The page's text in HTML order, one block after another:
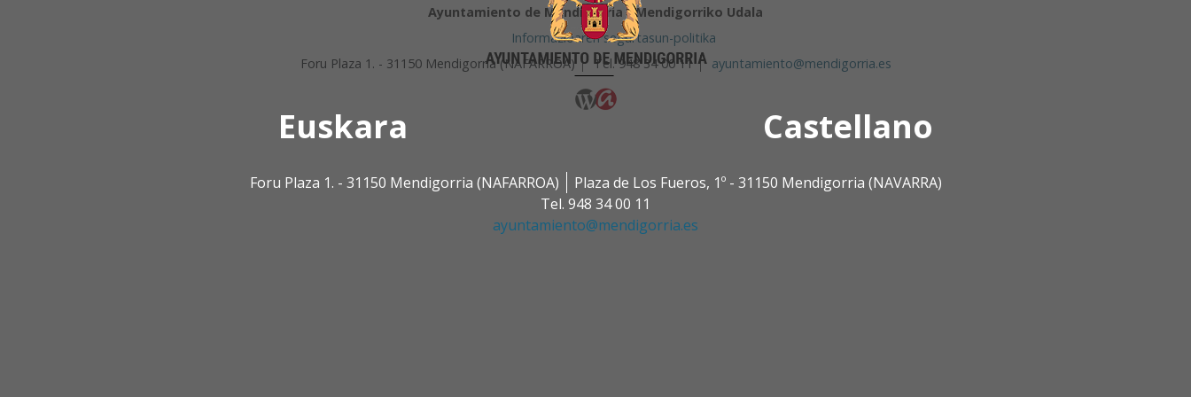
Euskara Castellano
Foru Plaza 1. - 31150 Mendigorria (NAFARROA)
Plaza de Los Fueros, 1º - 31150 Mendigorria (NAVARRA)
Tel. 948 34 00 11
ayuntamiento@mendigorria.es
Ayuntamiento de Mendigorria / Mendigorriko Udala
Informazioaren segurtasun-politika
Foru Plaza 1. - 31150 Mendigorria (NAFARROA)
Tel. 948 34 00 11 ayuntamiento@mendigorria.es